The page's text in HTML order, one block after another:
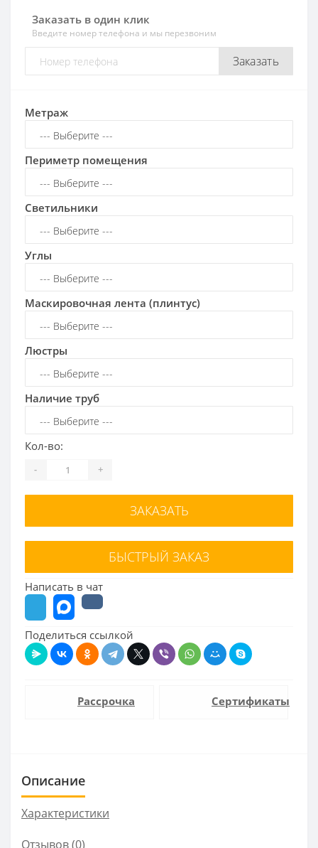
Заказать в один клик
Введите номер телефона и мы перезвоним
Заказать
Метраж
Периметр помещения
Светильники
Углы
Маскировочная лента (плинтус)
Люстры
Наличие труб
Кол-во:
- +
ЗАКАЗАТЬ
БЫСТРЫЙ ЗАКАЗ
Написать в чат
Поделиться ссылкой
Рассрочка Сертификаты
Описание
Характеристики
Отзывов (0)